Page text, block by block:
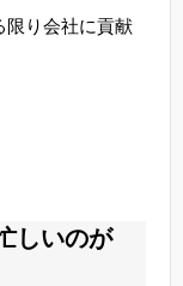
限り会社に貢献
しいのが